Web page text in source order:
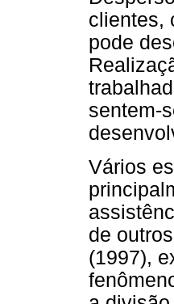
clientes,
pode
sentem-
Vários
de
(1997),